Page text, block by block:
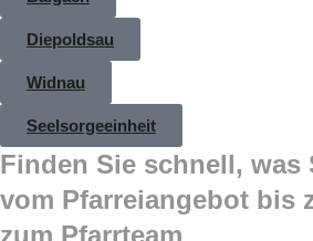
Diepoldsau
Widnau
Seelsorgeeinheit
Finden Sie schnell, was
vom Pfarreiangebot bis
zum Pfarrteam